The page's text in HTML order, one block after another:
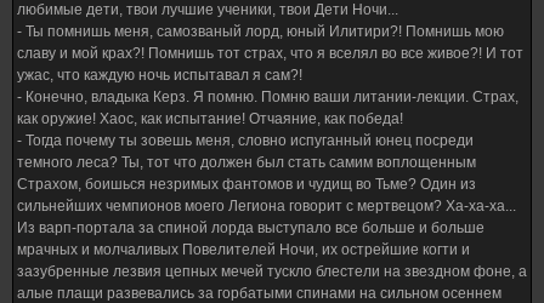
любимые дети, твои лучшие ученики, твои Дети Ночи...
- Ты помнишь меня, самозваный лорд, юный Илитири?! Помнишь мою
славу и мой крах?! Помнишь тот страх, что я вселял во все живое?! И тот
ужас, что каждую ночь испытавал я сам?!
- Конечно, владыка Керз. Я помню. Помню ваши литании-лекции. Страх,
как оружие! Хаос, как испытание! Отчаяние, как победа!
- Тогда почему ты зовешь меня, словно испуганный юнец посреди
темного леса? Ты, тот что должен был стать самим воплощенным
Страхом, боишься незримых фантомов и чудищ во Тьме? Один из
сильнейших чемпионов моего Легиона говорит с мертвецом? Ха-ха-ха...
Из варп-портала за спиной лорда выступало все больше и больше
мрачных и молчаливых Повелителей Ночи, их острейшие когти и
зазубренные лезвия цепных мечей тускло блестели на звездном фоне, а
алые плащи развевались за горбатыми спинами на сильном осеннем